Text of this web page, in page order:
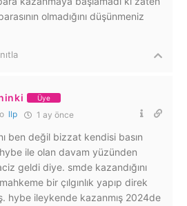
olmadığını düşünmeniz
Üye
llp 1 ay önce
ben değil bizzat kendisi basın
ile olan davam yüzünden
geldi diye. smde kazandığını
bir çılgınlık yapıp direk
hybe ileykende kazanmış 2024de